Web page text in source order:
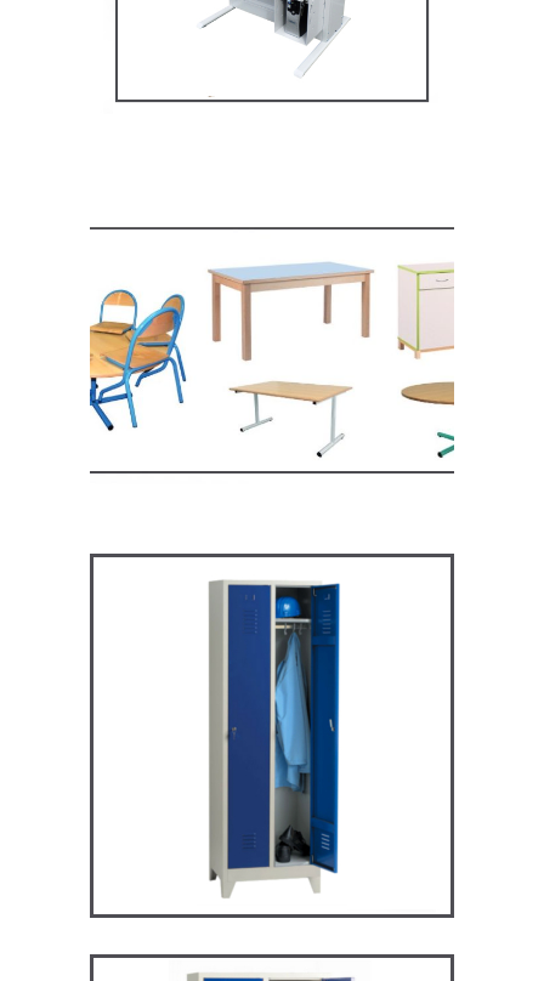
MOBILIER SCOLAIRE
Mobilier de restauration,
espace cantine
MOBILIER SCOLAIRE
ARV2P – Vestiaire industrie